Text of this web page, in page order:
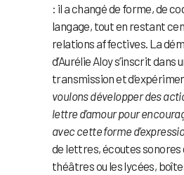
: il a changé de forme, de
langage, tout en restant
relations affectives. La
d’Aurélie Aloy s’inscrit dans
transmission et
voulons développer des
lettre d’amour pour
avec cette forme
de lettres, écoutes sonores
théâtres ou les lycées,